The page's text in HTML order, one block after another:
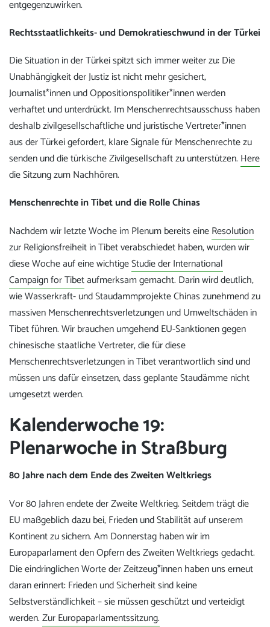
entgegenzuwirken.
Rechtsstaatlichkeits- und Demokratieschwund in der Türkei
Die Situation in der Türkei spitzt sich immer weiter zu: Die
Unabhängigkeit der Justiz ist nicht mehr gesichert,
Journalist*innen und Oppositionspolitiker*innen werden
verhaftet und unterdrückt. Im Menschenrechtsausschuss haben
deshalb zivilgesellschaftliche und juristische Vertreter*innen
aus der Türkei gefordert, klare Signale für Menschenrechte zu
senden und die türkische Zivilgesellschaft zu unterstützen. Here
die Sitzung zum Nachhören.
Menschenrechte in Tibet und die Rolle Chinas
Nachdem wir letzte Woche im Plenum bereits eineResolution
zur Religionsfreiheit in Tibet verabschiedet haben, wurden wir
diese Woche auf eine wichtigeStudie der International
Campaign for Tibetaufmerksam gemacht. Darin wird deutlich,
wie Wasserkraft- und Staudammprojekte Chinas zunehmend zu
massiven Menschenrechtsverletzungen und Umweltschäden in
Tibet führen. Wir brauchen umgehend EU-Sanktionen gegen
chinesische staatliche Vertreter, die für diese
Menschenrechtsverletzungen in Tibet verantwortlich sind und
müssen uns dafür einsetzen, dass geplante Staudämme nicht
umgesetzt werden.
Kalenderwoche 19:
Plenarwoche in Straßburg
80 Jahre nach dem Ende des Zweiten Weltkriegs
Vor 80 Jahren endete der Zweite Weltkrieg. Seitdem trägt die
EU maßgeblich dazu bei, Frieden und Stabilität auf unserem
Kontinent zu sichern. Am Donnerstag haben wir im
Europaparlament den Opfern des Zweiten Weltkriegs gedacht.
Die eindringlichen Worte der Zeitzeug*innen haben uns erneut
daran erinnert: Frieden und Sicherheit sind keine
Selbstverständlichkeit – sie müssen geschützt und verteidigt
werden.Zur Europaparlamentssitzung.